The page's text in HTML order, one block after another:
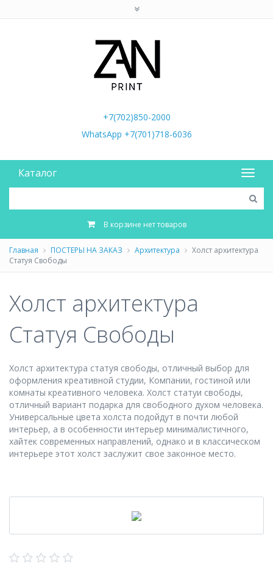
+7(702)850-2000
WhatsApp +7(701)718-6036
Каталог
В корзине нет товаров
Главная ПОСТЕРЫ НА ЗАКАЗ Архитектура
Холст архитектура
Статуя Свободы
Холст архитектура
Статуя Свободы
Холст архитектура статуя свободы, отличный выбор для
оформления креативной студии, Компании, гостиной или
комнаты креативного человека. Холст статуи свободы,
отличный вариант подарка для свободного духом человека.
Универсальные цвета холста подойдут в почти любой
интерьер, а в особенности интерьер минималистичного,
хайтек современных направлений, однако и в классическом
интерьере этот холст заслужит свое законное место.